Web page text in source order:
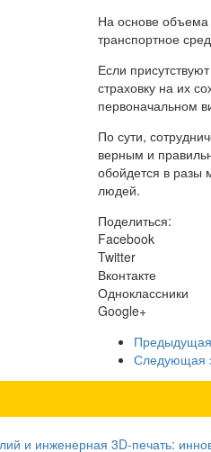
На основе
транспортное
Если
страховку на их
первоначальном
По сути,
верным и
обойдется в разы
людей.
Поделиться:
Facebook
Twitter
Вконтакте
Одноклассники
Google+
Следующая
и инженерная 3D-печать: